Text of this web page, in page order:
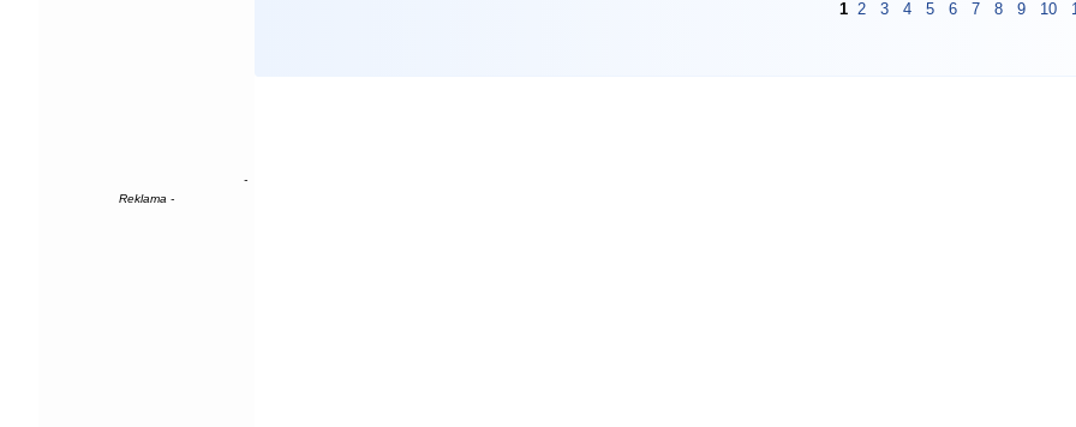
-
Reklama -
1 2 3 4 5 6 7 8 9 10